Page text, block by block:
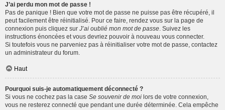
J’ai perdu mon mot de passe !
Pas de panique ! Bien que votre mot de passe ne puisse pas être récupéré, il
peut facilement être réinitialisé. Pour ce faire, rendez vous sur la page de
connexion puis cliquez sur J’ai oublié mon mot de passe . Suivez les
instructions énoncées et vous devriez pouvoir à nouveau vous connecter.
Si toutefois vous ne parveniez pas à réinitialiser votre mot de passe, contactez
un administrateur du forum.
Haut
Pourquoi suis-je automatiquement déconnecté ?
Si vous ne cochez pas la case Se souvenir de moi lors de votre connexion,
vous ne resterez connecté que pendant une durée déterminée. Cela empêche